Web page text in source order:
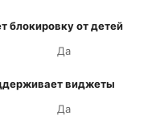
блокировку от детей
Да
виджеты
Да